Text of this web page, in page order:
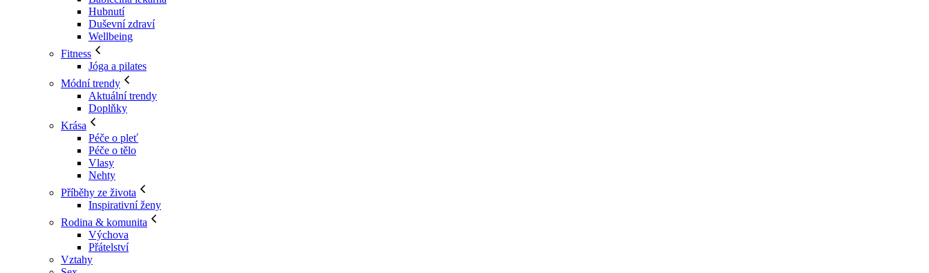
Hubnutí
Duševní zdraví
Wellbeing
Fitness
Jóga a pilates
Módní trendy
Aktuální trendy
Doplňky
Krása
Péče o pleť
Péče o tělo
Vlasy
Nehty
Příběhy ze života
Inspirativní ženy
Rodina & komunita
Výchova
Přátelství
Vztahy